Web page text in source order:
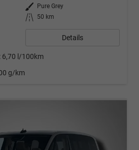
Außenfarbe
Pure Grey
Kilometerstand 50 km
Details
6,70 l/100km
g/km